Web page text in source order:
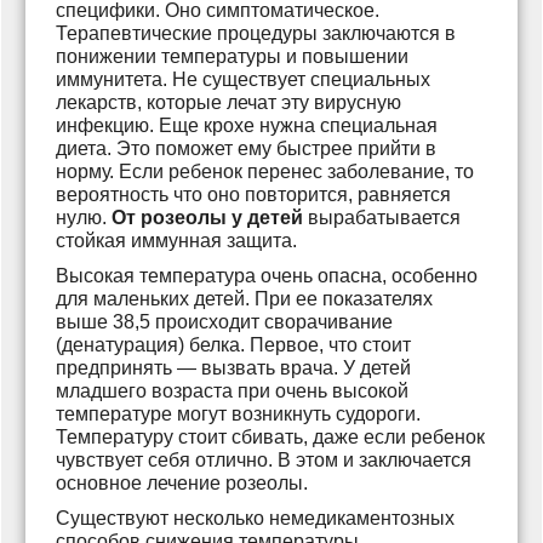
специфики. Оно симптоматическое.
Терапевтические процедуры заключаются в
понижении температуры и повышении
иммунитета. Не существует специальных
лекарств, которые лечат эту вирусную
инфекцию. Еще крохе нужна специальная
диета. Это поможет ему быстрее прийти в
норму. Если ребенок перенес заболевание, то
вероятность что оно повторится, равняется
нулю. От розеолы у детей вырабатывается
стойкая иммунная защита.
Высокая температура очень опасна, особенно
для маленьких детей. При ее показателях
выше 38,5 происходит сворачивание
(денатурация) белка. Первое, что стоит
предпринять — вызвать врача. У детей
младшего возраста при очень высокой
температуре могут возникнуть судороги.
Температуру стоит сбивать, даже если ребенок
чувствует себя отлично. В этом и заключается
основное лечение розеолы.
Существуют несколько немедикаментозных